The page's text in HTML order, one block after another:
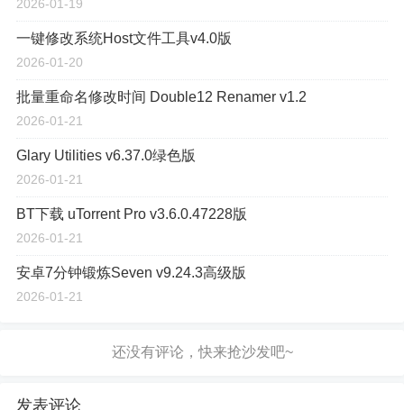
2026-01-19
一键修改系统Host文件工具v4.0版
2026-01-20
批量重命名修改时间 Double12 Renamer v1.2
2026-01-21
Glary Utilities v6.37.0绿色版
2026-01-21
BT下载 uTorrent Pro v3.6.0.47228版
2026-01-21
安卓7分钟锻炼Seven v9.24.3高级版
2026-01-21
发表评论